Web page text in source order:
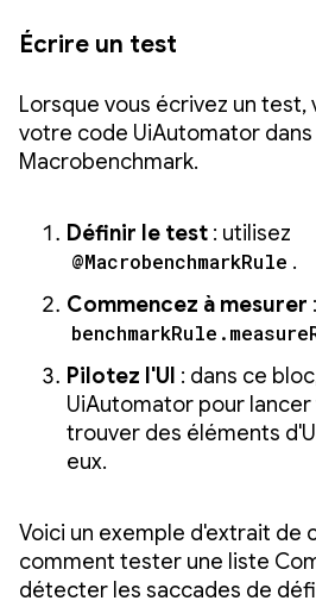
Écrire un test
Lorsque vous écrivez un test,
votre code UiAutomator dans
Macrobenchmark.
Définir le test : utilisez
@MacrobenchmarkRule .
Commencez à mesurer
Pilotez l'UI : dans ce
UiAutomator pour
trouver des éléments
eux.
Voici un exemple d'extrait de
comment tester une liste
détecter les saccades de